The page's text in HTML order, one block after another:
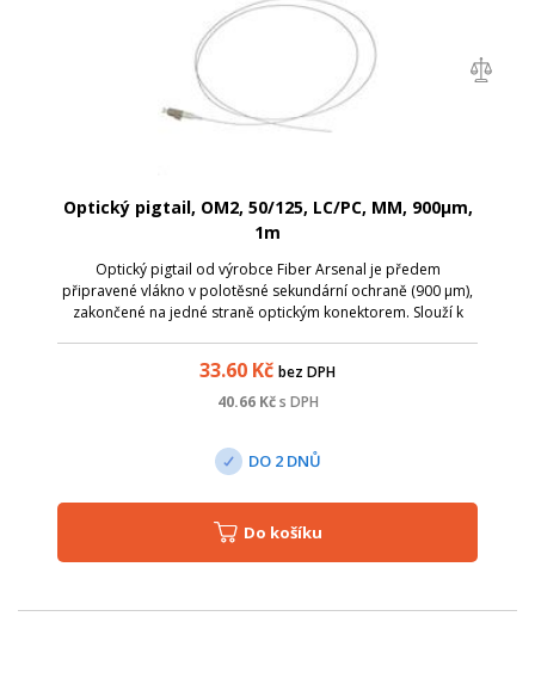
Optický pigtail, OM2, 50/125, LC/PC, MM, 900µm,
1m
Optický pigtail od výrobce Fiber Arsenal je předem
připravené vlákno v polotěsné sekundární ochraně (900 µm),
zakončené na jedné straně optickým konektorem. Slouží k
33.60 Kč bez DPH
40.66Kč s DPH
DO 2 DNŮ
Do košíku